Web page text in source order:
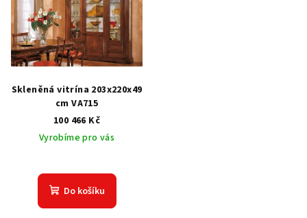
Skleněná vitrína 203x220x49
cm VA715
100 466 Kč
Vyrobíme pro vás
Do košíku